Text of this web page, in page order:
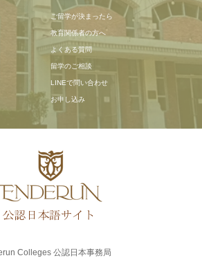
ご留学が決まったら
教育関係者の方へ
よくある質問
留学のご相談
LINEで問い合わせ
お申し込み
Colleges 公認日本事務局